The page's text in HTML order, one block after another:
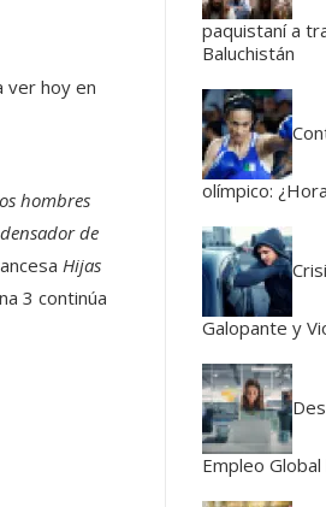
hombres
de
Hijas
3 continúa
paquistaní a
Baluchistán
olímpico:
Galopante y
Empleo